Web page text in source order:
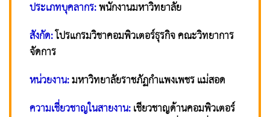
ประเภทบุคลากร:พนักงานมหาวิทยาลัย
สังกัด:โปรแกรมวิชาคอมพิวเตอร์ธุรกิจ คณะวิทยาการ
จัดการ
หน่วยงาน:มหาวิทยาลัยราชภัฏกำแพงเพชร แม่สอด
ความเชี่ยวชาญในสายงาน: เชียวชาญด้านคอมพิวเตอร์